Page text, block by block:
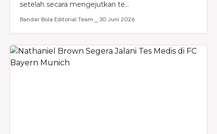
setelah secara mengejutkan te...
Bandar Bola Editorial Team ⎯ 30 Juni 2026